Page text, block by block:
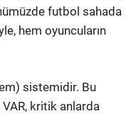
futbol sahada
hem oyuncuların
sistemidir. Bu
kritik anlarda